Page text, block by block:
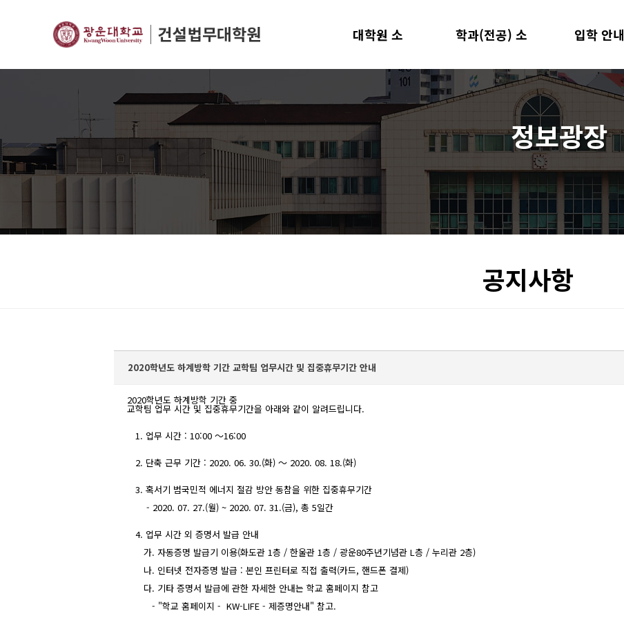
대학원 소
개
원장 인사말
연혁
교육목표 및 현황
재학생 및 졸업생 현황
학과(전공) 소
학과(전공)
교수진
입학 안내
모집 요강
지원 양식
정보광장
공지사항
2020학년도 하계방학 기간 교학팀 업무시간 및 집중휴무기간 안내
2020학년도 하계방학 기간 중
교학팀 업무 시간 및 집중휴무기간을 아래와 같이 알려드립니다.
    1. 업무 시간 : 10:00 ～16:00
    2. 단축 근무 기간 : 2020. 06. 30.(화) ～ 2020. 08. 18.(화)
    3. 혹서기 범국민적 에너지 절감 방안 동참을 위한 집중휴무기간
        - 2020. 07. 27.(월) ~ 2020. 07. 31.(금), 총 5일간
    4. 업무 시간 외 증명서 발급 안내
       가. 자동증명 발급기 이용(화도관 1층 / 한울관 1층 / 광운80주년기념관 L층 / 누리관 2층)
       나. 인터넷 전자증명 발급 : 본인 프린터로 직접 출력(카드, 핸드폰 결제)
       다. 기타 증명서 발급에 관한 자세한 안내는 학교 홈페이지 참고
          - "학교 홈페이지 -  KW-LIFE - 제증명안내" 참고.